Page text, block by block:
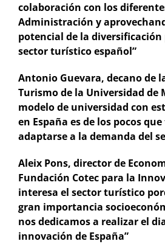
colaboración con los
Administración y
potencial de la
sector turístico español”
Antonio Guevara, decano de
Turismo de la Universidad de
modelo de universidad con
en España es de los pocos
adaptarse a la demanda del
Aleix Pons, director de
Fundación Cotec para la
interesa el sector turístico
gran importancia
nos dedicamos a realizar el
innovación de España”